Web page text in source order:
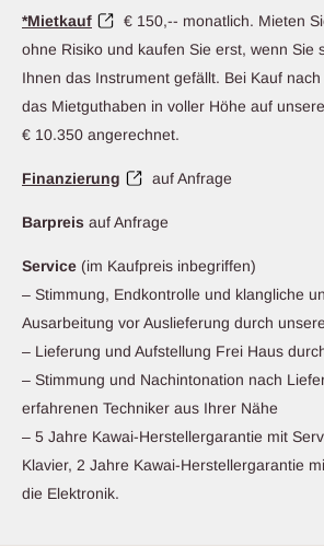
*Mietkauf
€ 150,-- monatlich. Mieten
ohne Risiko und kaufen Sie erst, wenn Sie
Ihnen das Instrument gefällt. Bei Kauf
das Mietguthaben in voller Höhe auf
€ 10.350 angerechnet.
Finanzierung auf Anfrage
Barpreis auf Anfrage
Service (im Kaufpreis inbegriffen)
– Stimmung, Endkontrolle und klangliche
Ausarbeitung vor Auslieferung durch
– Lieferung und Aufstellung Frei Haus
– Stimmung und Nachintonation nach
erfahrenen Techniker aus Ihrer Nähe
– 5 Jahre Kawai-Herstellergarantie mit
Klavier, 2 Jahre Kawai-Herstellergarantie
die Elektronik.